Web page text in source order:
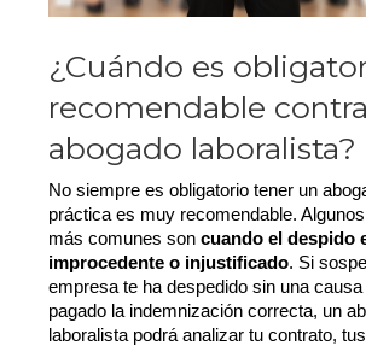
¿Cuándo es
recomendable
abogado laboralista?
No siempre es obligatorio tener un
práctica es muy recomendable.
más comunes son cuando el despido
improcedente o injustificado. Si
empresa te ha despedido sin una
pagado la indemnización correcta, un
laboralista podrá analizar tu contrato,